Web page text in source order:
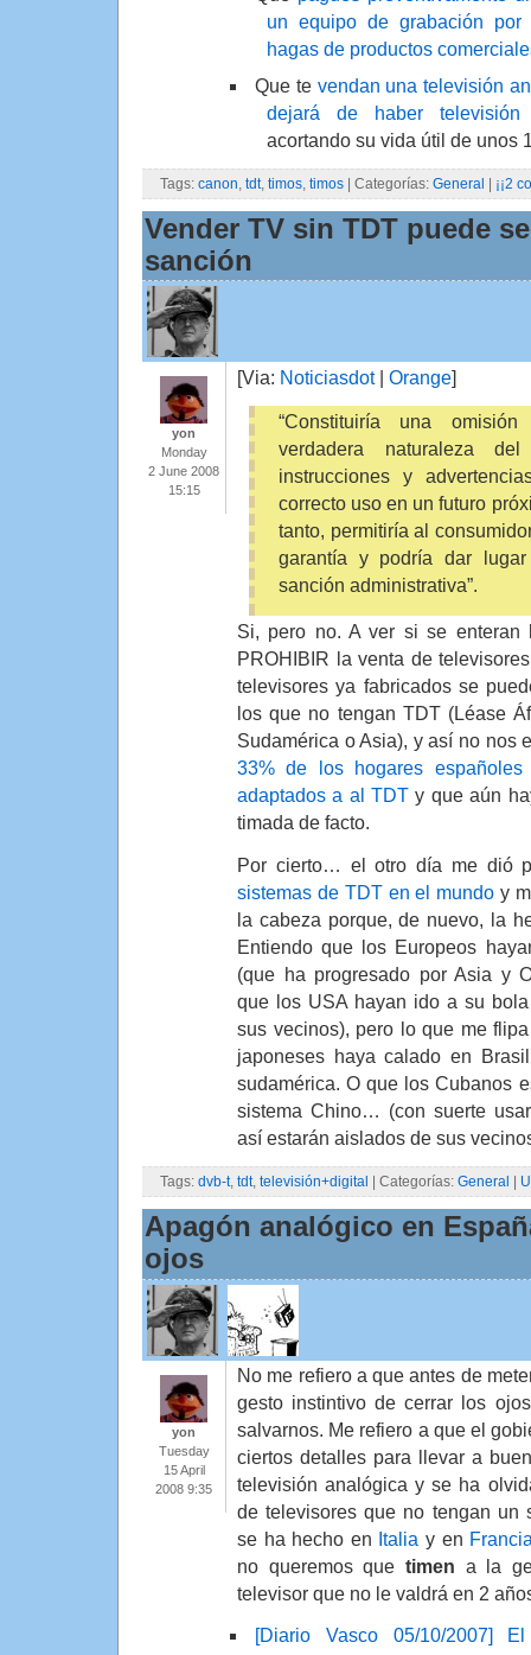
un equipo de grabación
hagas de productos
Que te vendan una televisión
dejará de haber
acortando su vida útil de unos
Tags: canon, tdt, timos, timos | Categorías: General ¡¡2
Vender TV sin TDT puede
sanción
yon
Monday
2 June 2008
15:15
[Via: Noticiasdot| Orange]
“Constituiría una
verdadera naturaleza
instrucciones y
correcto uso en un futuro
tanto, permitiría al
garantía y podría dar
sanción administrativa”.
Si, pero no. A ver si se enteran
PROHIBIR la venta de
televisores ya fabricados se
los que no tengan TDT (Léase
Sudamérica o Asia), y así no nos
33% de los hogares españoles
adaptados a al TDT y que aún
timada de facto.
Por cierto… el otro día me dió
sistemas de TDT en el mundo y
la cabeza porque, de nuevo, la
Entiendo que los Europeos
(que ha progresado por Asia y
que los USA hayan ido a su
sus vecinos), pero lo que me
japoneses haya calado en
sudamérica. O que los Cubanos
sistema Chino… (con suerte
así estarán aislados de sus
Tags: dvb-t, tdt, televisión+digital | Categorías: General
Apagón analógico en
ojos
yon
Tuesday
15 April
2008 9:35
No me refiero a que antes de
gesto instintivo de cerrar los
salvarnos. Me refiero a que el
ciertos detalles para llevar a
televisión analógica y se ha
de televisores que no tengan un
se ha hecho en Italia y en
no queremos que timen a la
televisor que no le valdrá en 2
[Diario Vasco 05/10/2007]